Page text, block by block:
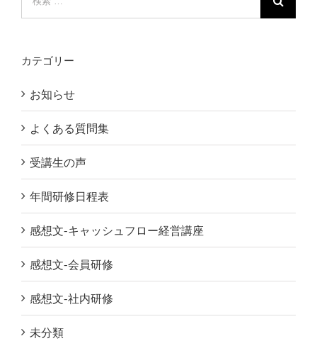
カテゴリー
お知らせ
よくある質問集
受講生の声
年間研修日程表
感想文-キャッシュフロー経営講座
感想文-会員研修
感想文-社内研修
未分類